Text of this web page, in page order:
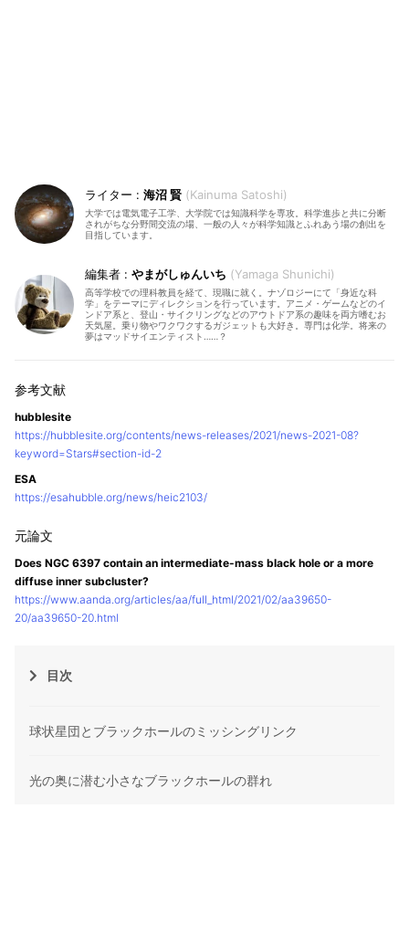
海沼 賢 Kainuma Satoshi
大学では電気電子工学、大学院では知識科学を専攻。科学進歩と共に分断
されがちな分野間交流の場、一般の人々が科学知識とふれあう場の創出を
目指しています。
やまがしゅんいち Yamaga Shunichi
高等学校での理科教員を経て、現職に就く。ナゾロジーにて「身近な科
学」をテーマにディレクションを行っています。アニメ・ゲームなどのイ
ンドア系と、登山・サイクリングなどのアウトドア系の趣味を両方嗜むお
天気屋。乗り物やワクワクするガジェットも大好き。専門は化学。将来の
夢はマッドサイエンティスト……？
hubblesite
https://hubblesite.org/contents/news-releases/2021/news-2021-08?
keyword=Stars#section-id-2
ESA
https://esahubble.org/news/heic2103/
Does NGC 6397 contain an intermediate-mass black hole or a more
diffuse inner subcluster?
https://www.aanda.org/articles/aa/full_html/2021/02/aa39650-
20/aa39650-20.html
目次
球状星団とブラックホールのミッシングリンク
光の奥に潜む小さなブラックホールの群れ